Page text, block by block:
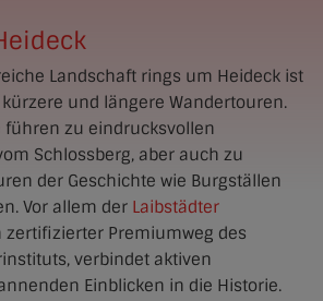
Landschaft rings um Heideck ist
und längere Wandertouren.
führen zu eindrucksvollen
Schlossberg, aber auch zu
der Geschichte wie Burgställen
Vor allem der Laibstädter
zertifizierter Premiumweg des
verbindet aktiven
Einblicken in die Historie.